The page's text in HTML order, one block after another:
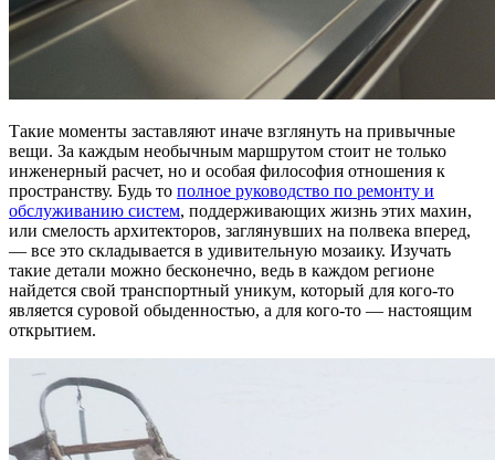
Такие моменты заставляют иначе взглянуть на привычные
вещи. За каждым необычным маршрутом стоит не только
инженерный расчет, но и особая философия отношения к
пространству. Будь то полное руководство по ремонту и
обслуживанию систем, поддерживающих жизнь этих махин,
или смелость архитекторов, заглянувших на полвека вперед,
— все это складывается в удивительную мозаику. Изучать
такие детали можно бесконечно, ведь в каждом регионе
найдется свой транспортный уникум, который для кого-то
является суровой обыденностью, а для кого-то — настоящим
открытием.